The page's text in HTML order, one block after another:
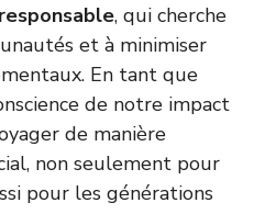
, qui cherche
et à minimiser
En tant que
de notre impact
de manière
non seulement pour
pour les générations